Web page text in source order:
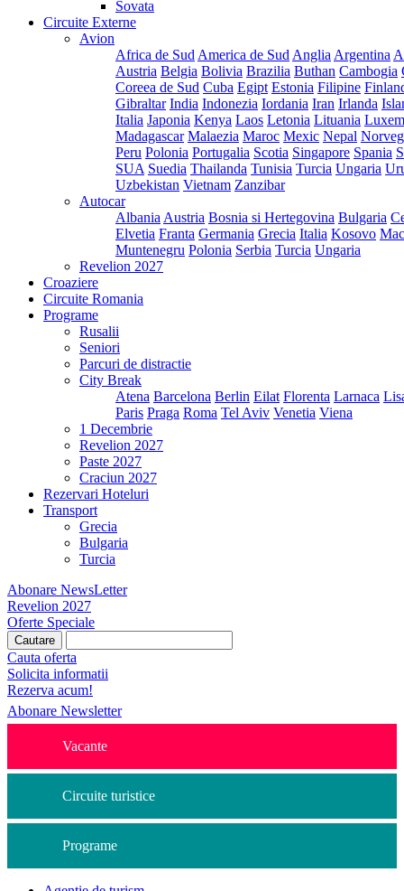
Sovata
Circuite Externe
Avion
Africa de Sud America de Sud Anglia Argentina
Austria Belgia Bolivia Brazilia Buthan Cambogia
Coreea de Sud Cuba Egipt Estonia Filipine
Gibraltar India Indonezia Iordania Iran Irlanda
Italia Japonia Kenya Laos Letonia Lituania
Madagascar Malaezia Maroc Mexic Nepal
Peru Polonia Portugalia Scotia Singapore Spania
SUA Suedia Thailanda Tunisia Turcia Ungaria
Uzbekistan Vietnam Zanzibar
Autocar
Albania Austria Bosnia si Hertegovina Bulgaria
Elvetia Franta Germania Grecia Italia Kosovo
Muntenegru Polonia Serbia Turcia Ungaria
Revelion 2027
Croaziere
Circuite Romania
Programe
Rusalii
Seniori
Parcuri de distractie
City Break
Atena Barcelona Berlin Eilat Florenta Larnaca
Paris Praga Roma Tel Aviv Venetia Viena
1 Decembrie
Revelion 2027
Paste 2027
Craciun 2027
Rezervari Hoteluri
Transport
Grecia
Bulgaria
Turcia
Abonare NewsLetter
Revelion 2027
Oferte Speciale
Cauta oferta
Solicita informatii
Rezerva acum!
Abonare Newsletter
Vacante
Circuite turistice
Programe